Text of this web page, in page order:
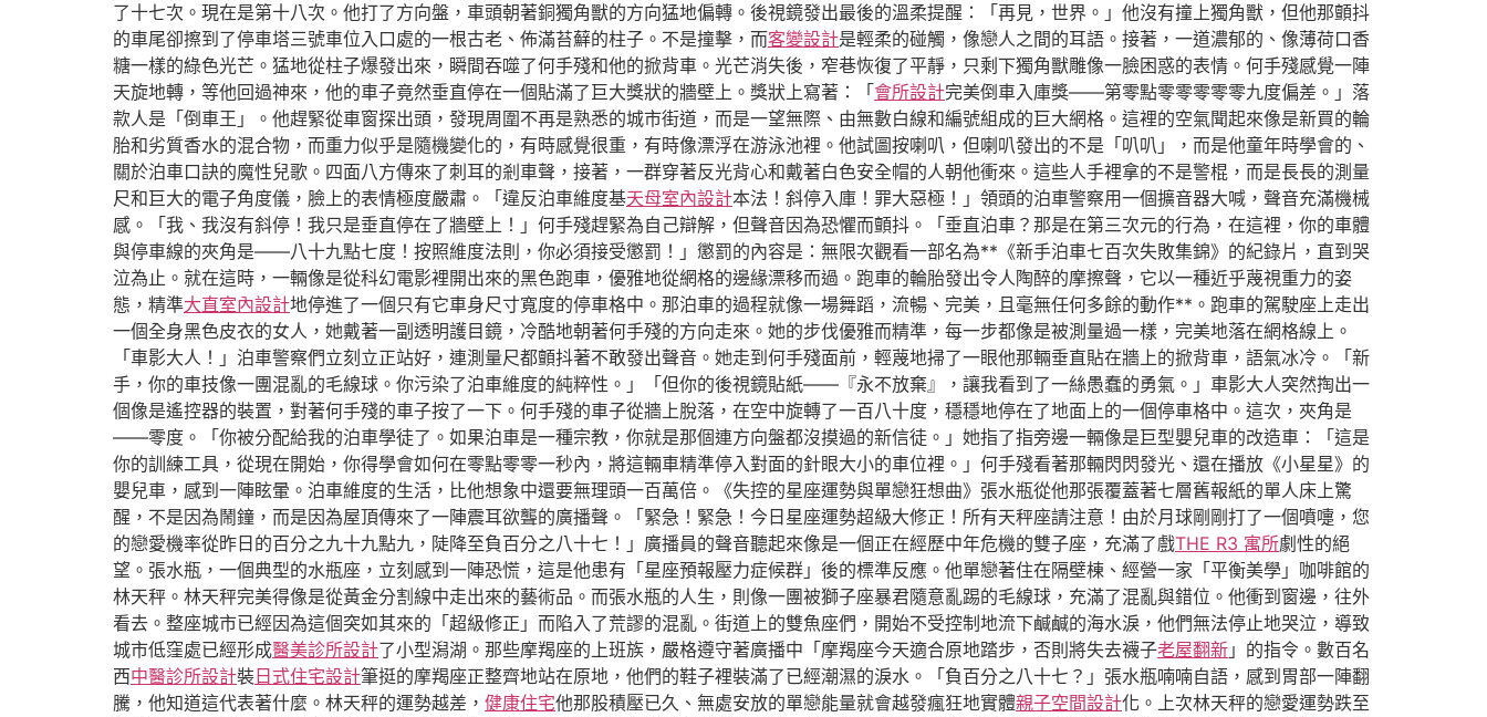
了十七次。現在是第十八次。他打了方向盤，車頭朝著銅獨角獸的方向猛地偏轉。後視鏡發出最後的溫柔提醒：「再見，世界。」他沒有撞上獨角獸，但他那顫抖
的車尾卻擦到了停車塔三號車位入口處的一根古老、佈滿苔蘚的柱子。不是撞擊，而客變設計是輕柔的碰觸，像戀人之間的耳語。接著，一道濃郁的、像薄荷口香
糖一樣的綠色光芒。猛地從柱子爆發出來，瞬間吞噬了何手殘和他的掀背車。光芒消失後，窄巷恢復了平靜，只剩下獨角獸雕像一臉困惑的表情。何手殘感覺一陣
天旋地轉，等他回過神來，他的車子竟然垂直停在一個貼滿了巨大獎狀的牆壁上。獎狀上寫著：「 會所設計完美倒車入庫獎——第零點零零零零零九度偏差。」落
款人是「倒車王」。他趕緊從車窗探出頭，發現周圍不再是熟悉的城市街道，而是一望無際、由無數白線和編號組成的巨大網格。這裡的空氣聞起來像是新買的輪
胎和劣質香水的混合物，而重力似乎是隨機變化的，有時感覺很重，有時像漂浮在游泳池裡。他試圖按喇叭，但喇叭發出的不是「叭叭」，而是他童年時學會的、
關於泊車口訣的魔性兒歌。四面八方傳來了刺耳的剎車聲，接著，一群穿著反光背心和戴著白色安全帽的人朝他衝來。這些人手裡拿的不是警棍，而是長長的測量
尺和巨大的電子角度儀，臉上的表情極度嚴肅。「違反泊車維度基天母室內設計本法！斜停入庫！罪大惡極！」領頭的泊車警察用一個擴音器大喊，聲音充滿機械
感。「我、我沒有斜停！我只是垂直停在了牆壁上！」何手殘趕緊為自己辯解，但聲音因為恐懼而顫抖。「垂直泊車？那是在第三次元的行為，在這裡，你的車體
與停車線的夾角是——八十九點七度！按照維度法則，你必須接受懲罰！」懲罰的內容是：無限次觀看一部名為**《新手泊車七百次失敗集錦》的紀錄片，直到哭
泣為止。就在這時，一輛像是從科幻電影裡開出來的黑色跑車，優雅地從網格的邊緣漂移而過。跑車的輪胎發出令人陶醉的摩擦聲，它以一種近乎蔑視重力的姿
態，精準大直室內設計地停進了一個只有它車身尺寸寬度的停車格中。那泊車的過程就像一場舞蹈，流暢、完美，且毫無任何多餘的動作**。跑車的駕駛座上走出
一個全身黑色皮衣的女人，她戴著一副透明護目鏡，冷酷地朝著何手殘的方向走來。她的步伐優雅而精準，每一步都像是被測量過一樣，完美地落在網格線上。
「車影大人！」泊車警察們立刻立正站好，連測量尺都顫抖著不敢發出聲音。她走到何手殘面前，輕蔑地掃了一眼他那輛垂直貼在牆上的掀背車，語氣冰冷。「新
手，你的車技像一團混亂的毛線球。你污染了泊車維度的純粹性。」「但你的後視鏡貼紙——『永不放棄』，讓我看到了一絲愚蠢的勇氣。」車影大人突然掏出一
個像是遙控器的裝置，對著何手殘的車子按了一下。何手殘的車子從牆上脫落，在空中旋轉了一百八十度，穩穩地停在了地面上的一個停車格中。這次，夾角是
——零度。「你被分配給我的泊車學徒了。如果泊車是一種宗教，你就是那個連方向盤都沒摸過的新信徒。」她指了指旁邊一輛像是巨型嬰兒車的改造車：「這是
你的訓練工具，從現在開始，你得學會如何在零點零零一秒內，將這輛車精準停入對面的針眼大小的車位裡。」何手殘看著那輛閃閃發光、還在播放《小星星》的
嬰兒車，感到一陣眩暈。泊車維度的生活，比他想象中還要無理頭一百萬倍。《失控的星座運勢與單戀狂想曲》張水瓶從他那張覆蓋著七層舊報紙的單人床上驚
醒，不是因為鬧鐘，而是因為屋頂傳來了一陣震耳欲聾的廣播聲。「緊急！緊急！今日星座運勢超級大修正！所有天秤座請注意！由於月球剛剛打了一個噴嚏，您
的戀愛機率從昨日的百分之九十九點九，陡降至負百分之八十七！」廣播員的聲音聽起來像是一個正在經歷中年危機的雙子座，充滿了戲THE R3 寓所劇性的絕
望。張水瓶，一個典型的水瓶座，立刻感到一陣恐慌，這是他患有「星座預報壓力症候群」後的標準反應。他單戀著住在隔壁棟、經營一家「平衡美學」咖啡館的
林天秤。林天秤完美得像是從黃金分割線中走出來的藝術品。而張水瓶的人生，則像一團被獅子座暴君隨意亂踢的毛線球，充滿了混亂與錯位。他衝到窗邊，往外
看去。整座城市已經因為這個突如其來的「超級修正」而陷入了荒謬的混亂。街道上的雙魚座們，開始不受控制地流下鹹鹹的海水淚，他們無法停止地哭泣，導致
城市低窪處已經形成醫美診所設計了小型潟湖。那些摩羯座的上班族，嚴格遵守著廣播中「摩羯座今天適合原地踏步，否則將失去襪子老屋翻新 」的指令。數百名
西中醫診所設計裝 日式住宅設計筆挺的摩羯座正整齊地站在原地，他們的鞋子裡裝滿了已經潮濕的淚水。「負百分之八十七？」張水瓶喃喃自語，感到胃部一陣翻
騰，他知道這代表著什麼。林天秤的運勢越差， 健康住宅他那股積壓已久、無處安放的單戀能量就會越發瘋狂地實體親子空間設計化。上次林天秤的戀愛運勢跌至